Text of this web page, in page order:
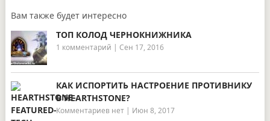
Вам также будет интересно
ТОП КОЛОД ЧЕРНОКНИЖНИКА
1 комментарий | Сен 17, 2016
КАК ИСПОРТИТЬ НАСТРОЕНИЕ ПРОТИВНИКУ
В HEARTHSTONE?
Комментариев нет| Июн 8, 2017